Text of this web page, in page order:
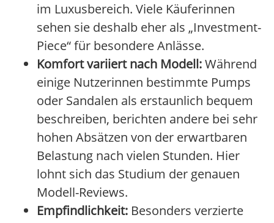
im Luxusbereich. Viele Käuferinnen
sehen sie deshalb eher als „Investment-
Piece“ für besondere Anlässe.
Komfort variiert nach Modell:Während
einige Nutzerinnen bestimmte Pumps
oder Sandalen als erstaunlich bequem
beschreiben, berichten andere bei sehr
hohen Absätzen von der erwartbaren
Belastung nach vielen Stunden. Hier
lohnt sich das Studium der genauen
Modell-Reviews.
Empfindlichkeit: Besonders verzierte